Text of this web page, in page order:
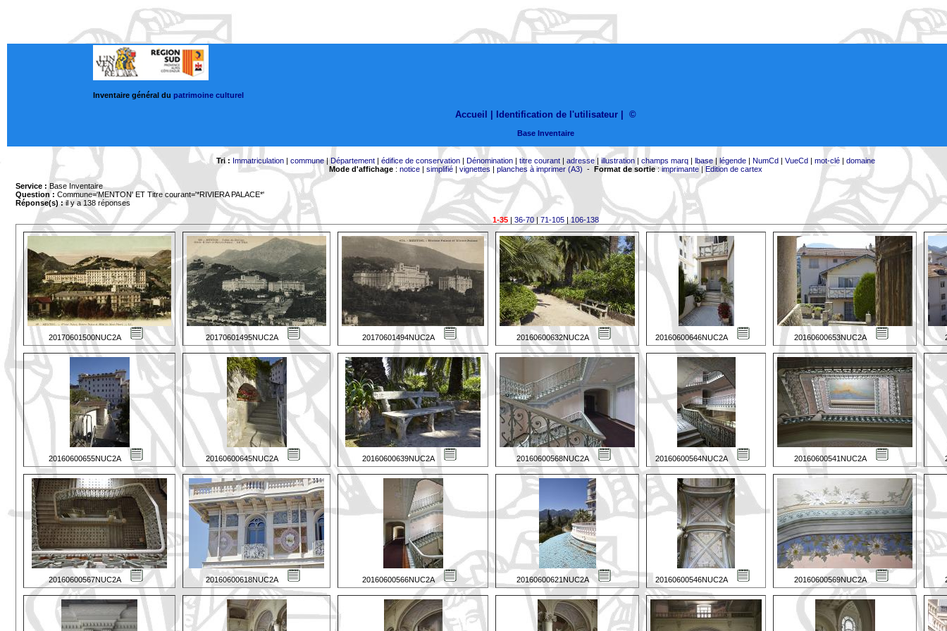
Inventaire général du patrimoine culturel
Accueil | Identification de l'utilisateur ©
Base Inventaire
Tri : Immatriculation| commune|Département| édifice de conservation| Dénomination| titre courant| adresse| illustration| champs marq| lbase| légende| NumCd| VueCd| mot-clé| domaine
Mode d'affichage: notice| simplifié| vignettes | planches à imprimer (A3) - Format de sortie:imprimante|Edition de cartex
Service : Base Inventaire
Question : Commune='MENTON' ET Titre courant='*RIVIERA PALACE*'
Réponse(s) :il y a 138 réponses
1-35| 36-70|71-105|106-138
20170601500NUC2A 20170601495NUC2A 20170601494NUC2A 20160600632NUC2A 20160600646NUC2A 20160600653NUC2A
20160600655NUC2A 20160600645NUC2A 20160600639NUC2A 20160600568NUC2A 20160600564NUC2A 20160600541NUC2A
20160600567NUC2A 20160600618NUC2A 20160600566NUC2A 20160600621NUC2A 20160600546NUC2A 20160600569NUC2A